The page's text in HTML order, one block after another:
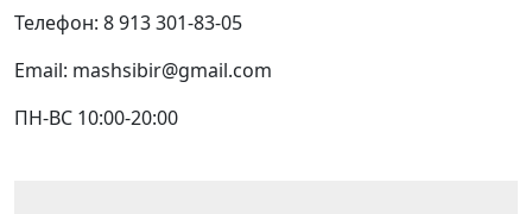
Телефон: 8 913 301-83-05
Email: mashsibir@gmail.com
ПН-ВС 10:00-20:00